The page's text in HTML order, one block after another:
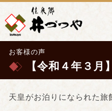
お客様の声
【令和４年３
天皇がお泊りになられた旅